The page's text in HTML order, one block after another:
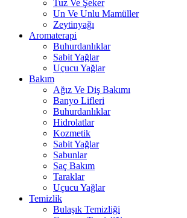
Tuz Ve Şeker
Un Ve Unlu Mamüller
Zeytinyağı
Aromaterapi
Buhurdanlıklar
Sabit Yağlar
Uçucu Yağlar
Bakım
Ağız Ve Diş Bakımı
Banyo Lifleri
Buhurdanlıklar
Hidrolatlar
Kozmetik
Sabit Yağlar
Sabunlar
Saç Bakım
Taraklar
Uçucu Yağlar
Temizlik
Bulaşık Temizliği